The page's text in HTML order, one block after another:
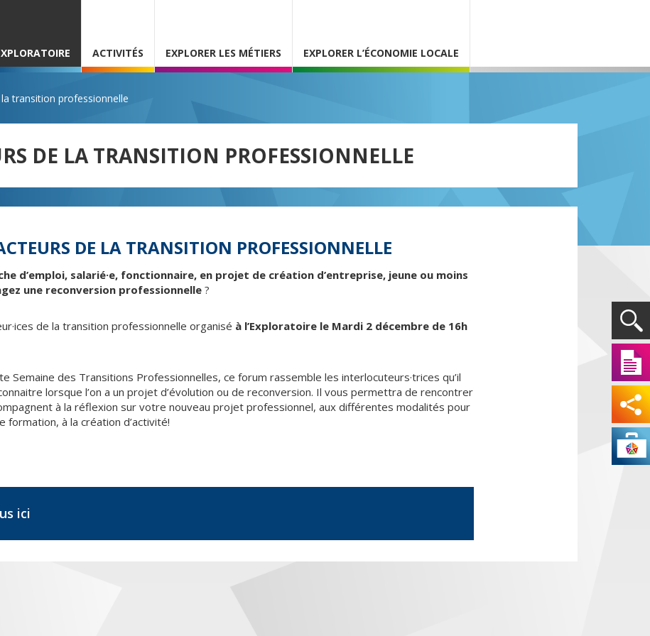
ACTIVITÉS EXPLORER LES MÉTIERS EXPLORER L’ÉCONOMIE LOCALE
transition professionnelle
DE LA TRANSITION PROFESSIONNELLE
DE LA TRANSITION PROFESSIONNELLE
d’emploi, salarié·e, fonctionnaire, en projet de création d’entreprise, jeune ou moins
une reconversion professionnelle?
de la transition professionnelle organisé à l’Exploratoire le Mardi 2 décembre de 16h
Semaine des Transitions Professionnelles, ce forum rassemble les interlocuteurs·trices qu’il
lorsque l’on a un projet d’évolution ou de reconversion. Il vous permettra de rencontrer
à la réflexion sur votre nouveau projet professionnel, aux différentes modalités pour
formation, à la création d’activité!
ici